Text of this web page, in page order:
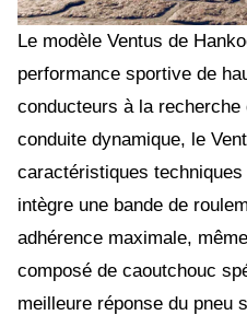
Le modèle Ventus de
performance sportive de
conducteurs à la recherche
conduite dynamique, le
caractéristiques
intègre une bande de
adhérence maximale,
composé de caoutchouc
meilleure réponse du pneu